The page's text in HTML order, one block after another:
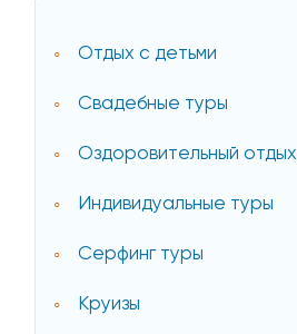
Отдых с детьми
Свадебные туры
Оздоровительный отдых
Индивидуальные туры
Серфинг туры
Круизы